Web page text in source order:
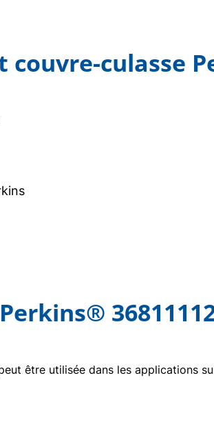
culasse
être utilisée dans les applications